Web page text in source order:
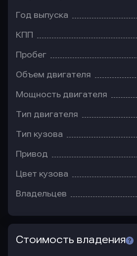
Год выпуска
КПП
Пробег
Объем двигателя
Мощность двигателя
Тип двигателя
Тип кузова
Привод
Цвет кузова
Владельцев
Стоимость владения